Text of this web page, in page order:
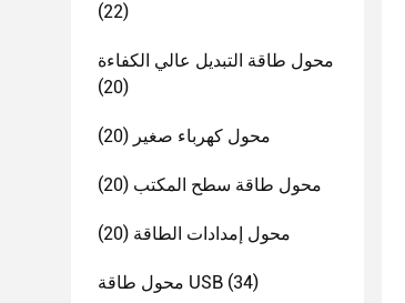
(22)
محول طاقة التبديل عالي الكفاءة
(20)
محول كهرباء صغير (20)
محول طاقة سطح المكتب (20)
محول إمدادات الطاقة (20)
محول طاقة USB (34)